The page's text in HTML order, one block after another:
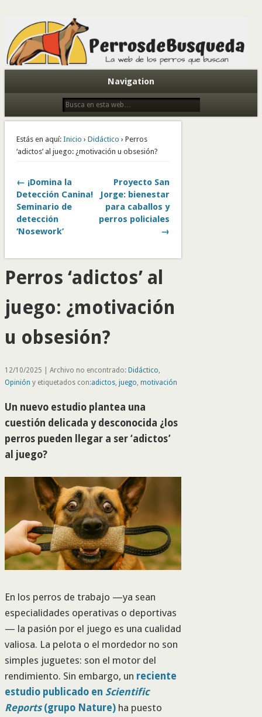
Todo sobre perros de búsqueda y detectores
Navigation
Estás en aquí: Inicio › Didáctico › Perros
‘adictos’ al juego: ¿motivación u obsesión?
← ¡Domina la
Detección Canina!
Seminario de
detección
‘Nosework’
Proyecto San
Jorge: bienestar
para caballos y
perros policiales
→
Perros ‘adictos’ al
juego: ¿motivación
u obsesión?
12/10/2025 | Archivo no encontrado: Didáctico,
Opinión y etiquetados con:adictos, juego, motivación
Un nuevo estudio plantea una
cuestión delicada y desconocida ¿los
perros pueden llegar a ser ‘adictos’
al juego?
En los perros de trabajo —ya sean
especialidades operativas o deportivas
— la pasión por el juego es una cualidad
valiosa. La pelota o el mordedor no son
simples juguetes: son el motor del
rendimiento. Sin embargo, un reciente
estudio publicado en Scientific
Reports(grupo Nature)ha puesto